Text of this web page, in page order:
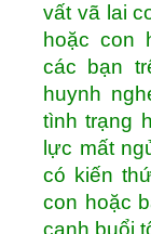
vất vã lai
hoặc con
các bạn
huynh
tình trạng
lực mất
có kiến
con hoặc
cạnh buổi